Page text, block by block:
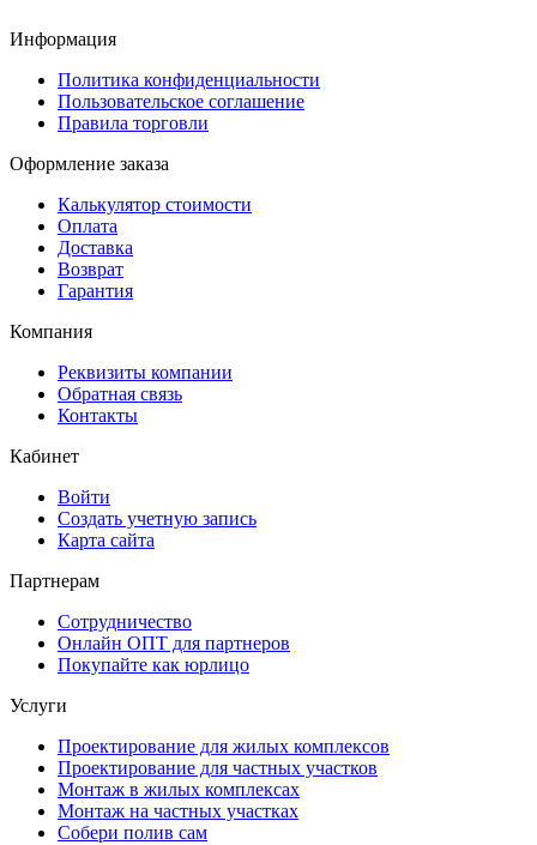
Информация
Политика конфиденциальности
Пользовательское соглашение
Правила торговли
Оформление заказа
Калькулятор стоимости
Оплата
Доставка
Возврат
Гарантия
Компания
Реквизиты компании
Обратная связь
Контакты
Кабинет
Войти
Создать учетную запись
Карта сайта
Партнерам
Сотрудничество
Онлайн ОПТ для партнеров
Покупайте как юрлицо
Услуги
Проектирование для жилых комплексов
Проектирование для частных участков
Монтаж в жилых комплексах
Монтаж на частных участках
Собери полив сам